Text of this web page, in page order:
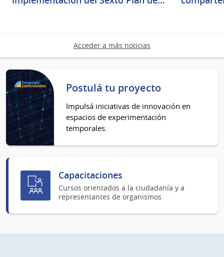
Acceder a más noticias
Postulá tu proyecto
Impulsá iniciativas de innovación en
espacios de experimentación
temporales.
Capacitaciones
Cursos orientados a la ciudadanía y a
representantes de organismos.